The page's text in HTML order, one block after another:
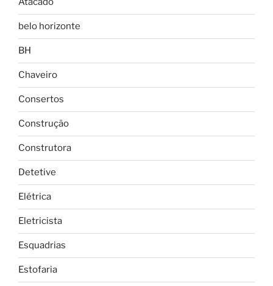
belo horizonte
BH
Chaveiro
Consertos
Construção
Construtora
Detetive
Elétrica
Eletricista
Esquadrias
Estofaria